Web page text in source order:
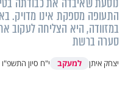
התעופה מספקת אינו מדויק.
במזוודה, היא הצליחה לעקוב
סערה ברשת
יצחק איתן למעקב י"ח סיון התשפ"ו